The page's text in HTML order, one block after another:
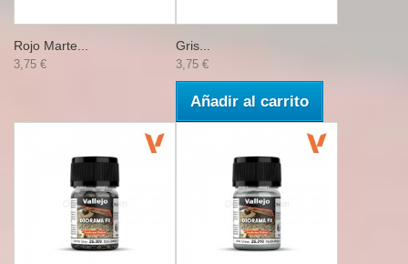
Rojo Marte...
3,75 €
Gris...
3,75 €
Añadir al carrito